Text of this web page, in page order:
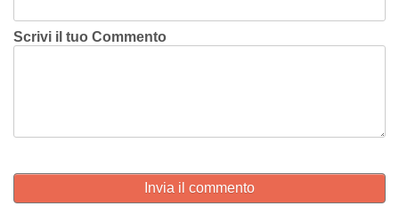
Scrivi il tuo Commento
Invia il commento